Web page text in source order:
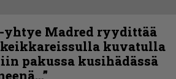
-yhtye Madred ryydittää
kuvatulla
pakussa kusihädässä